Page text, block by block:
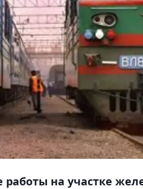
на участке